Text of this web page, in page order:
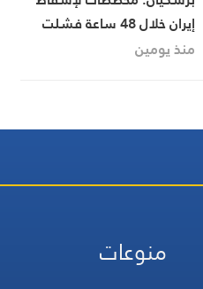
إيران خلال 48 ساعة فشلت
بصمود الشعب ووحدة الدولة
منذ يومين
منوعات